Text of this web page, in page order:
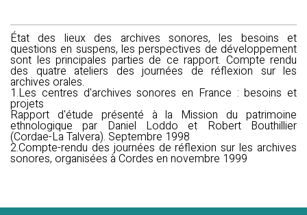
État des lieux des archives sonores, les besoins et
questions en suspens, les perspectives de développement
sont les principales parties de ce rapport. Compte rendu
des quatre ateliers des journées de réflexion sur les
archives orales.
1.Les centres d'archives sonores en France : besoins et
projets
Rapport d'étude présenté à la Mission du patrimoine
ethnologique par Daniel Loddo et Robert Bouthillier
(Cordae-La Talvera). Septembre 1998
2.Compte-rendu des journées de réflexion sur les archives
sonores, organisées à Cordes en novembre 1999